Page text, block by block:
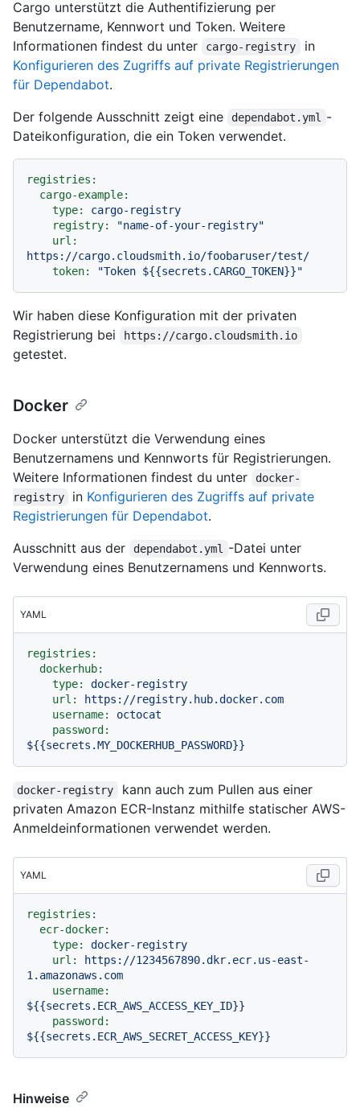
Cargo unterstützt die Authentifizierung per
Benutzername, Kennwort und Token. Weitere
Informationen findest du unter
cargo-registry
in
Konfigurieren des Zugriffs auf private Registrierungen
für Dependabot.
Der folgende Ausschnitt zeigt eine
dependabot.yml
-
Dateikonfiguration, die ein Token verwendet.
registries:
cargo-example:
type:
cargo-registry
registry:
"name-of-your-registry"
url:
https://cargo.cloudsmith.io/foobaruser/test/
token:
"Token ${{secrets.CARGO_TOKEN}}"
Wir haben diese Konfiguration mit der privaten
Registrierung bei
https://cargo.cloudsmith.io
getestet.
Docker
Docker unterstützt die Verwendung eines
Benutzernamens und Kennworts für Registrierungen.
Weitere Informationen findest du unter
docker-
registry
in Konfigurieren des Zugriffs auf private
Registrierungen für Dependabot.
Ausschnitt aus der
dependabot.yml
-Datei unter
Verwendung eines Benutzernamens und Kennworts.
YAML
registries:
dockerhub:
type:
docker-registry
url:
https://registry.hub.docker.com
username:
octocat
password:
${{secrets.MY_DOCKERHUB_PASSWORD}}
docker-registry
kann auch zum Pullen aus einer
privaten Amazon ECR-Instanz mithilfe statischer AWS-
Anmeldeinformationen verwendet werden.
YAML
registries:
ecr-docker:
type:
docker-registry
url:
https://1234567890.dkr.ecr.us-east-
1.amazonaws.com
username:
${{secrets.ECR_AWS_ACCESS_KEY_ID}}
password:
${{secrets.ECR_AWS_SECRET_ACCESS_KEY}}
Hinweise